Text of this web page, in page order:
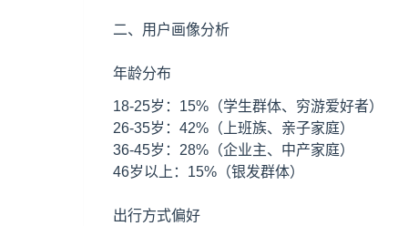
二、用户画像分析
年龄分布
18-25岁：15%（学生群体、穷游爱好者）
26-35岁：42%（上班族、亲子家庭）
36-45岁：28%（企业主、中产家庭）
46岁以上：15%（银发群体）
出行方式偏好